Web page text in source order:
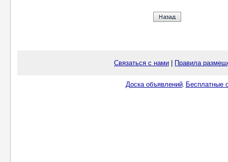
Связаться с нами Правила
Доска объявлений. Бесплатные